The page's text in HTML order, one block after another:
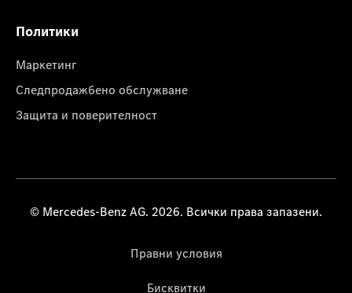
Политики
Маркетинг
Следпродажбено обслужване
Защита и поверителност
© Mercedes-Benz AG. 2026. Всички права запазени.
Правни условия
Бисквитки